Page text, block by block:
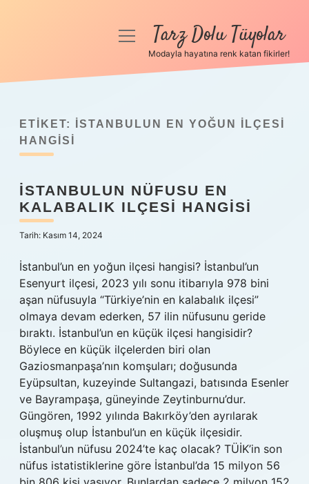
Anasayfa
Yasal Uyarı
menüyüTarz Dolu Tüyolar
Modayla hayatına renk katan fikirler!
ETIKET:
İSTANBULUN EN YOĞUN ILÇESI
HANGISI
İSTANBULUN NÜFUSU EN
KALABALIK ILÇESI HANGISI
Tarih: Kasım 14, 2024
İstanbul’un en yoğun ilçesi hangisi? İstanbul’un
Esenyurt ilçesi, 2023 yılı sonu itibarıyla 978 bini
aşan nüfusuyla “Türkiye’nin en kalabalık ilçesi”
olmaya devam ederken, 57 ilin nüfusunu geride
bıraktı. İstanbul’un en küçük ilçesi hangisidir?
Böylece en küçük ilçelerden biri olan
Gaziosmanpaşa’nın komşuları; doğusunda
Eyüpsultan, kuzeyinde Sultangazi, batısında Esenler
ve Bayrampaşa, güneyinde Zeytinburnu’dur.
Güngören, 1992 yılında Bakırköy’den ayrılarak
oluşmuş olup İstanbul’un en küçük ilçesidir.
İstanbul’un nüfusu 2024’te kaç olacak? TÜİK’in son
nüfus istatistiklerine göre İstanbul’da 15 milyon 56